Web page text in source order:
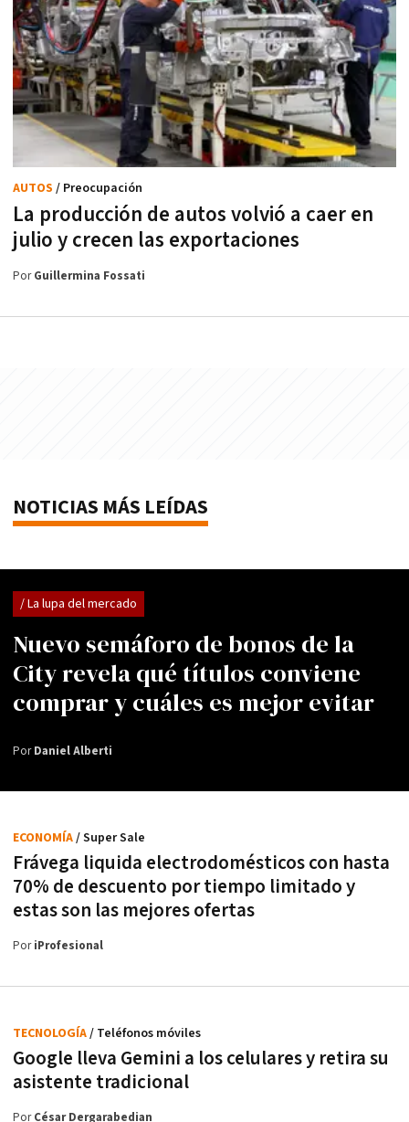
La producción de autos volvió a caer en
julio y crecen las exportaciones
AUTOS / Preocupación
PorGuillermina Fossati
NOTICIAS MÁS LEÍDAS
Nuevo semáforo de bonos de la
City revela qué títulos conviene
comprar y cuáles es mejor evitar
/ La lupa del mercado
PorDaniel Alberti
Frávega liquida electrodomésticos con hasta
70% de descuento por tiempo limitado y
estas son las mejores ofertas
ECONOMÍA/ Super Sale
PoriProfesional
Google lleva Gemini a los celulares y retira su
asistente tradicional
TECNOLOGÍA/ Teléfonos móviles
PorCésar Dergarabedian